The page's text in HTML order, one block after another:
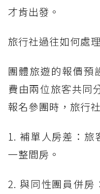
才肯出發。
旅行社過往如何處
團體旅遊的報價預
費由兩位旅客共同
報名參團時，旅行
1. 補單人房差：旅
一整間房。
2. 與同性團員併房